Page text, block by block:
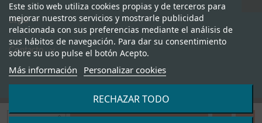
Legal
Contacto
Este sitio web utiliza cookies propias y de terceros para
mejorar nuestros servicios y mostrarle publicidad
relacionada con sus preferencias mediante el análisis de
sus hábitos de navegación. Para dar su consentimiento
sobre su uso pulse el botón Acepto.
Más información Personalizar cookies
RECHAZAR TODO